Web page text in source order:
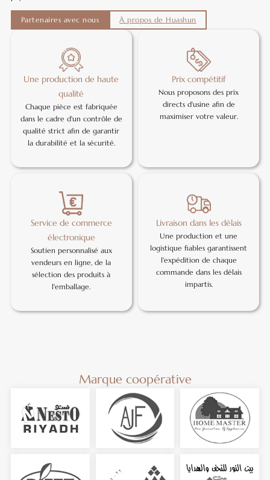
Partenaires avec nous À propos de Huashun
Une production de haute
qualité
Chaque pièce est fabriquée
dans le cadre d'un contrôle de
qualité strict afin de garantir
la durabilité et la sécurité.
Prix compétitif
Nous proposons des prix
directs d'usine afin de
maximiser votre valeur.
Service de commerce
électronique
Soutien personnalisé aux
vendeurs en ligne, de la
sélection des produits à
l'emballage.
Livraison dans les délais
Une production et une
logistique fiables garantissent
l'expédition de chaque
commande dans les délais
impartis.
Marque coopérative